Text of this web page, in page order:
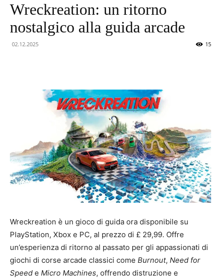
Wreckreation: un ritorno
nostalgico alla guida arcade
02.12.2025 15
Wreckreation è un gioco di guida ora disponibile su
PlayStation, Xbox e PC, al prezzo di £ 29,99. Offre
un’esperienza di ritorno al passato per gli appassionati di
giochi di corse arcade classici come Burnout, Need for
Speed e Micro Machines, offrendo distruzione e